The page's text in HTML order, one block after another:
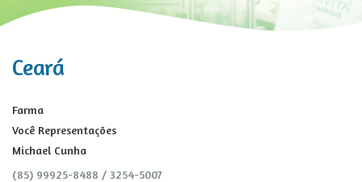
Ceará
Farma
Você Representações
Michael Cunha
(85) 99925-8488 / 3254-5007